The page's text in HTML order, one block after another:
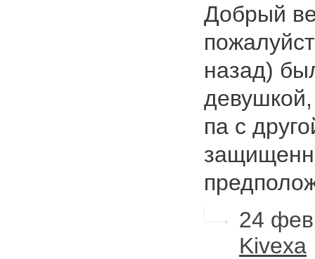
Добрый
назад)
па с
24
Kivexa